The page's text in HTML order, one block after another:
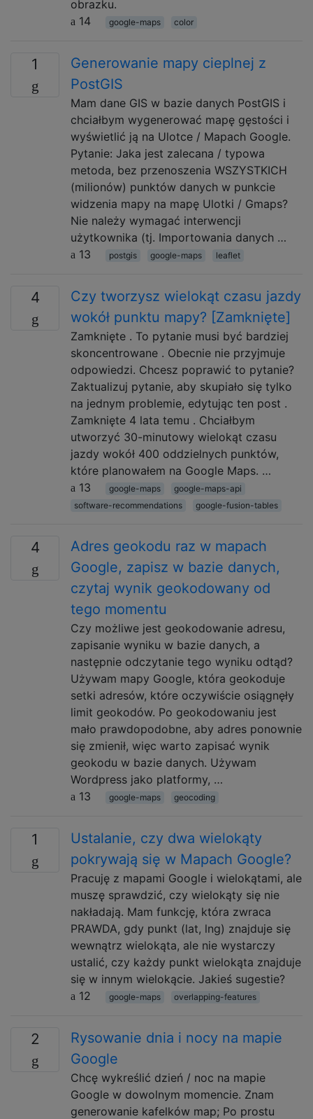
obrazku.
14
google-maps color
1
Generowanie mapy cieplnej z
PostGIS
Mam dane GIS w bazie danych PostGIS i
chciałbym wygenerować mapę gęstości i
wyświetlić ją na Ulotce / Mapach Google.
Pytanie: Jaka jest zalecana / typowa
metoda, bez przenoszenia WSZYSTKICH
(milionów) punktów danych w punkcie
widzenia mapy na mapę Ulotki / Gmaps?
Nie należy wymagać interwencji
użytkownika (tj. Importowania danych …
13
postgis google-maps leaflet
4
Czy tworzysz wielokąt czasu jazdy
wokół punktu mapy? [Zamknięte]
Zamknięte . To pytanie musi być bardziej
skoncentrowane . Obecnie nie przyjmuje
odpowiedzi. Chcesz poprawić to pytanie?
Zaktualizuj pytanie, aby skupiało się tylko
na jednym problemie, edytując ten post .
Zamknięte 4 lata temu . Chciałbym
utworzyć 30-minutowy wielokąt czasu
jazdy wokół 400 oddzielnych punktów,
które planowałem na Google Maps. …
13
google-maps
google-maps-api
software-recommendations
google-fusion-tables
4
Adres geokodu raz w mapach
Google, zapisz w bazie danych,
czytaj wynik geokodowany od
tego momentu
Czy możliwe jest geokodowanie adresu,
zapisanie wyniku w bazie danych, a
następnie odczytanie tego wyniku odtąd?
Używam mapy Google, która geokoduje
setki adresów, które oczywiście osiągnęły
limit geokodów. Po geokodowaniu jest
mało prawdopodobne, aby adres ponownie
się zmienił, więc warto zapisać wynik
geokodu w bazie danych. Używam
Wordpress jako platformy, …
13
google-maps geocoding
1
Ustalanie, czy dwa wielokąty
pokrywają się w Mapach Google?
Pracuję z mapami Google i wielokątami, ale
muszę sprawdzić, czy wielokąty się nie
nakładają. Mam funkcję, która zwraca
PRAWDA, gdy punkt (lat, lng) znajduje się
wewnątrz wielokąta, ale nie wystarczy
ustalić, czy każdy punkt wielokąta znajduje
się w innym wielokącie. Jakieś sugestie?
12
google-maps overlapping-features
2
Rysowanie dnia i nocy na mapie
Google
Chcę wykreślić dzień / noc na mapie
Google w dowolnym momencie. Znam
generowanie kafelków map; Po prostu